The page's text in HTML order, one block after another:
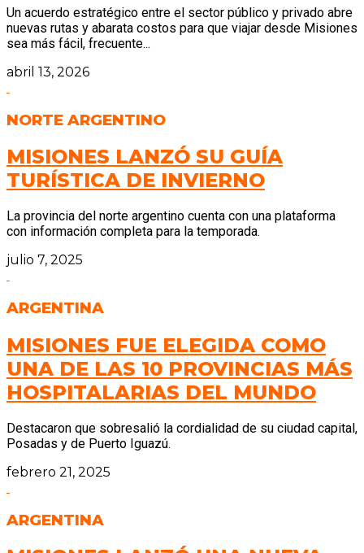
Un acuerdo estratégico entre el sector público y privado abre
nuevas rutas y abarata costos para que viajar desde Misiones
sea más fácil, frecuente...
abril 13, 2026
NORTE ARGENTINO
MISIONES LANZÓ SU GUÍA
TURÍSTICA DE INVIERNO
La provincia del norte argentino cuenta con una plataforma
con información completa para la temporada.
julio 7, 2025
ARGENTINA
MISIONES FUE ELEGIDA COMO
UNA DE LAS 10 PROVINCIAS MÁS
HOSPITALARIAS DEL MUNDO
Destacaron que sobresalió la cordialidad de su ciudad capital,
Posadas y de Puerto Iguazú.
febrero 21, 2025
ARGENTINA